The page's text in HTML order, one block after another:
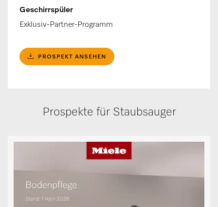
Geschirrspüler
Exklusiv-Partner-Programm
PROSPEKT ANSEHEN
Prospekte für Staubsauger